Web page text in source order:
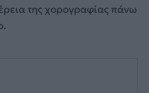
της χορογραφίας πάνω